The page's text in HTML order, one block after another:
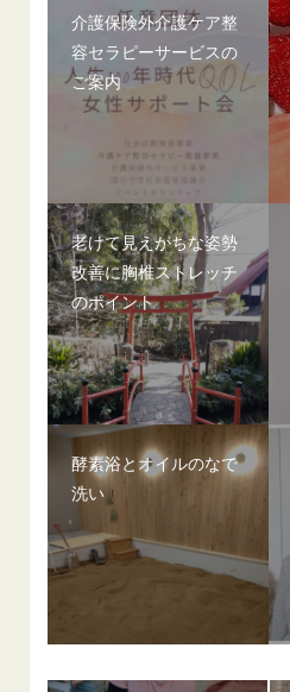
介護保険外介護ケア整
容セラピーサービスの
ご案内
老けて見えがちな姿勢
改善に胸椎ストレッチ
のポイント
酵素浴とオイルのなで
洗い